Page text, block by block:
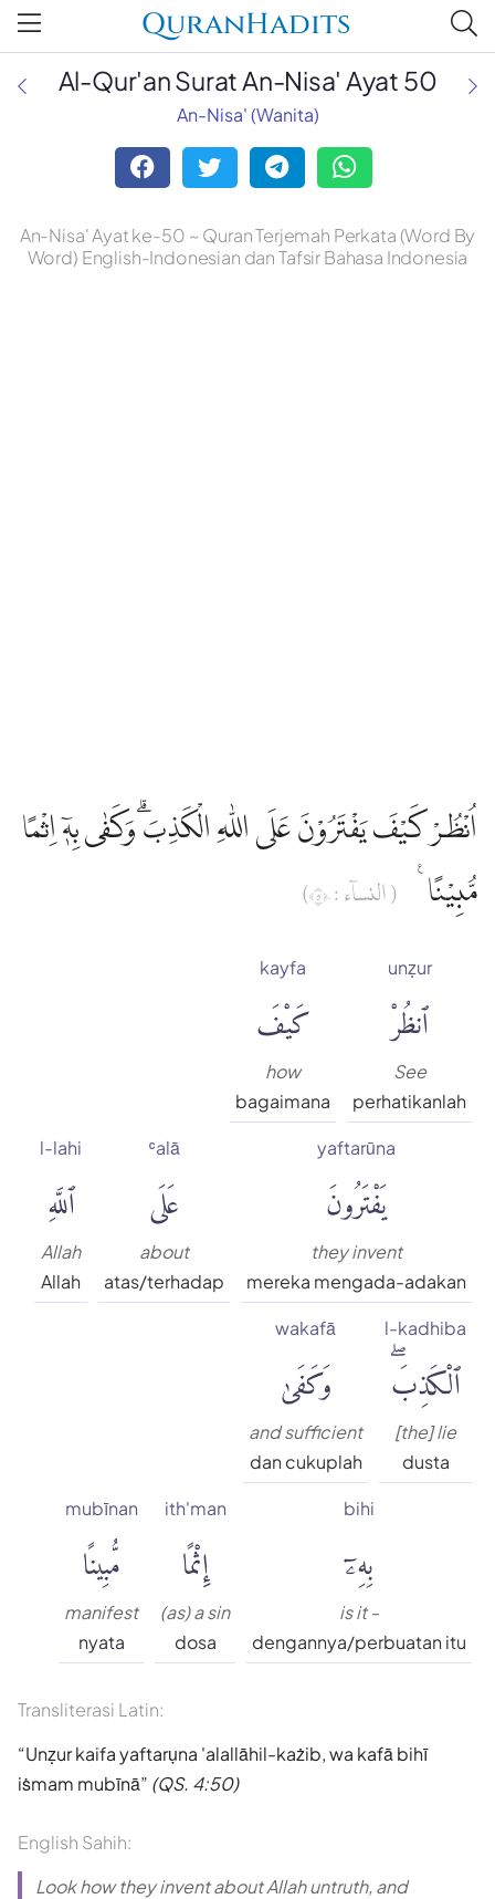
QuranHadits
Al-Qur'an Surat An-Nisa' Ayat 50
An-Nisa' (Wanita)
An-Nisa' Ayat ke-50 ~ Quran Terjemah Perkata (Word By
Word) English-Indonesian dan Tafsir Bahasa Indonesia
اُنْظُرْ كَيْفَ يَفْتَرُوْنَ عَلَى اللّٰهِ الْكَذِبَۗ وَكَفٰى بِهٖٓ اِثْمًا
مُّبِيْنًا ࣖ
( النساۤء : ٥٠)
unẓur
ٱنظُرْ
See
perhatikanlah
kayfa
كَيْفَ
how
bagaimana
yaftarūna
يَفْتَرُونَ
they invent
mereka mengada-adakan
ʿalā
عَلَى
about
atas/terhadap
l-lahi
ٱللَّهِ
Allah
Allah
l-kadhiba
ٱلْكَذِبَۖ
[the] lie
dusta
wakafā
وَكَفَىٰ
and sufficient
dan cukuplah
bihi
بِهِۦٓ
is it -
dengannya/perbuatan itu
ith'man
إِثْمًا
(as) a sin
dosa
mubīnan
مُّبِينًا
manifest
nyata
Transliterasi Latin:
Unẓur kaifa yaftarụna 'alallāhil-każib, wa kafā bihī
iṡmam mubīnā (QS. 4:50)
English Sahih:
Look how they invent about Allah untruth, and